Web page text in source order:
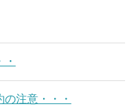
注意・・・